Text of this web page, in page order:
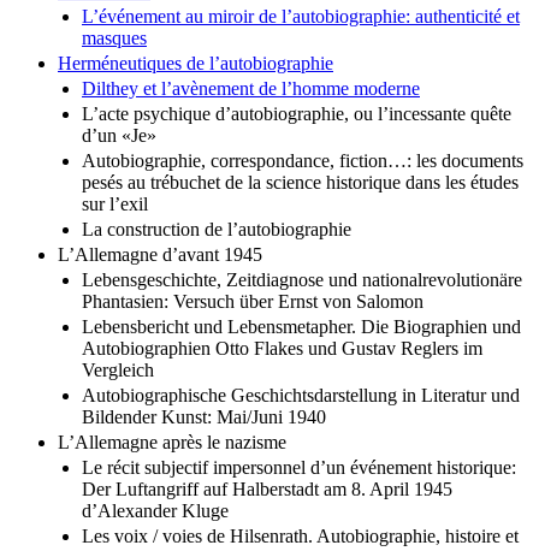
Introduction
L’événement au miroir de l’autobiographie: authenticité et
masques
Herméneutiques de l’autobiographie
Dilthey et l’avènement de l’homme moderne
L’acte psychique d’autobiographie, ou l’incessante quête
d’un «Je»
Autobiographie, correspondance, fiction…: les documents
pesés au trébuchet de la science historique dans les études
sur l’exil
La construction de l’autobiographie
L’Allemagne d’avant 1945
Lebensgeschichte, Zeitdiagnose und nationalrevolutionäre
Phantasien: Versuch über Ernst von Salomon
Lebensbericht und Lebensmetapher. Die Biographien und
Autobiographien Otto Flakes und Gustav Reglers im
Vergleich
Autobiographische Geschichtsdarstellung in Literatur und
Bildender Kunst: Mai/Juni 1940
L’Allemagne après le nazisme
Le récit subjectif impersonnel d’un événement historique:
Der Luftangriff auf Halberstadt am 8. April 1945
d’Alexander Kluge